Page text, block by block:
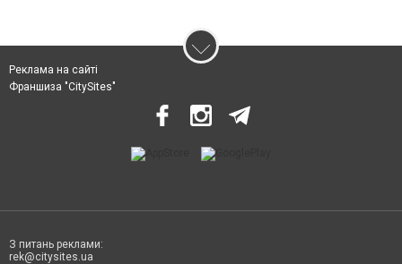
Реклама на сайті
Франшиза "CitySites"
З питань реклами:
rek@citysites.ua